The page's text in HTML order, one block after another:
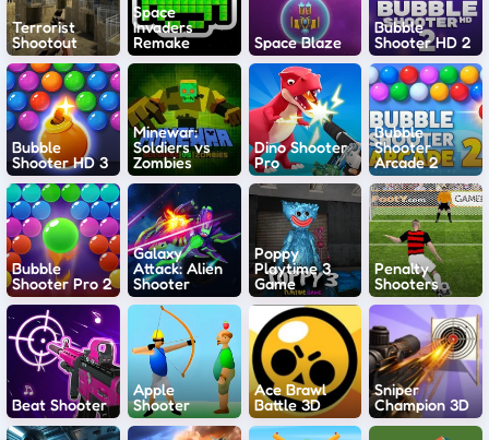
Terrorist
Shootout
Space
Invaders
Remake
Space Blaze
Bubble
Shooter HD 2
Bubble
Shooter HD 3
Minewar:
Soldiers vs
Zombies
Dino Shooter
Pro
Bubble
Shooter
Arcade 2
Bubble
Shooter Pro 2
Galaxy
Attack: Alien
Shooter
Poppy
Playtime 3
Game
Penalty
Shooters
Beat Shooter
Apple
Shooter
Ace Brawl
Battle 3D
Sniper
Champion 3D